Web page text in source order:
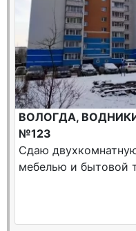
ВОЛОГДА,
№123
Сдаю
мебелью и бытовой